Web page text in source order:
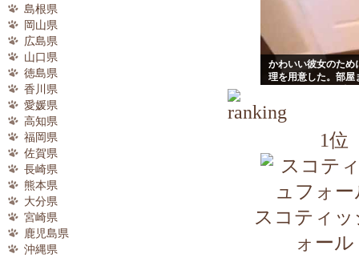
島根県
岡山県
広島県
山口県
徳島県
香川県
愛媛県
高知県
福岡県
佐賀県
長崎県
熊本県
大分県
宮崎県
鹿児島県
沖縄県
かわいい彼女のため
理を用意した。部屋
1位
スコティ
ォール